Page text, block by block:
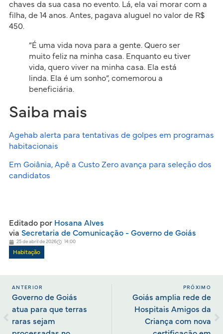
chaves da sua casa no evento. Lá, ela vai morar com a
filha, de 14 anos. Antes, pagava aluguel no valor de R$
450.
“É uma vida nova para a gente. Quero ser
muito feliz na minha casa. Enquanto eu tiver
vida, quero viver na minha casa. Ela está
linda. Ela é um sonho”, comemorou a
beneficiária.
Saiba mais
Agehab alerta para tentativas de golpes em programas
habitacionais
Em Goiânia, Apê a Custo Zero avança para seleção dos
candidatos
Editado porHosana Alves
via Secretaria de Comunicação - Governo de Goiás
25 de abril de 2026 14:00
Habitação
ANTERIOR
Governo de Goiás
atua para que terras
raras sejam
PRÓXIMO
Goiás amplia rede de
Hospitais Amigos da
Criança com nova